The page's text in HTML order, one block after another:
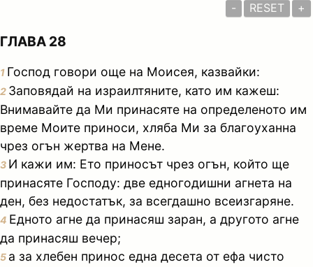
- RESET +
ГЛАВА 28
1 Господ говори още на Моисея, казвайки:
2 Заповядай на израилтяните, като им кажеш:
Внимавайте да Ми принасяте на определеното им
време Моите приноси, хляба Ми за благоуханна
чрез огън жертва на Мене.
3 И кажи им: Ето приносът чрез огън, който ще
принасяте Господу: две едногодишни агнета на
ден, без недостатък, за всегдашно всеизгаряне.
4 Едното агне да принасяш заран, а другото агне
да принасяш вечер;
5 а за хлебен принос една десета от ефа чисто